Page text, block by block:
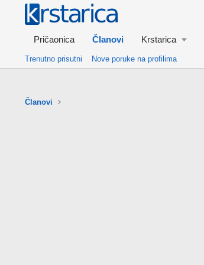
Pričaonica Članovi Krstarica
Trenutno prisutni Nove poruke na profilima
Članovi